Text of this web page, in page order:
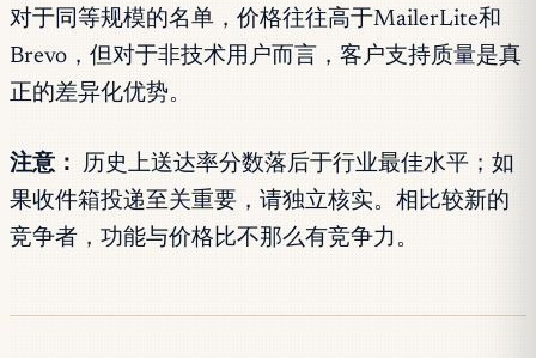
对于同等规模的名单，价格往往高于MailerLite和
Brevo，但对于非技术用户而言，客户支持质量是真
正的差异化优势。
注意：
历史上送达率分数落后于行业最佳水平；如
果收件箱投递至关重要，请独立核实。相比较新的
竞争者，功能与价格比不那么有竞争力。